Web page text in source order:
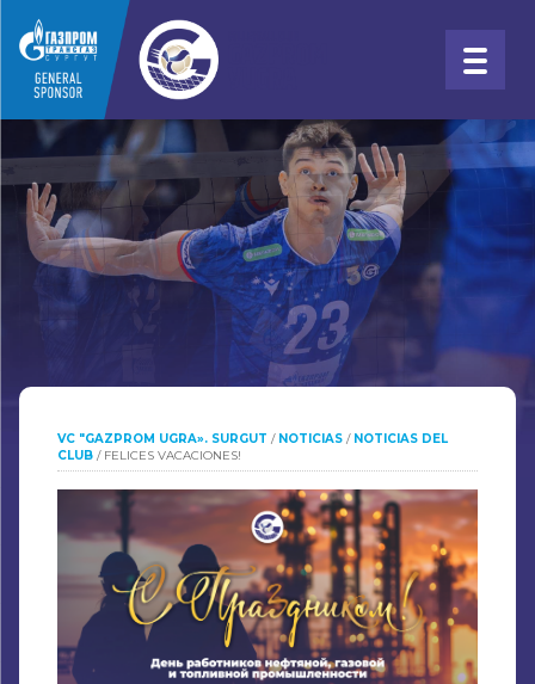
VC "GAZPROM UGRA». SURGUT / NOTICIAS / NOTICIAS DEL
CLUB / FELICES VACACIONES!